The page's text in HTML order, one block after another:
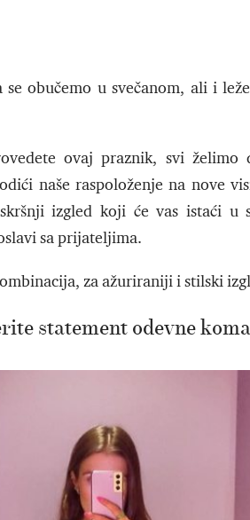
obučemo u svečanom, ali i
ovaj praznik, svi želimo
naše raspoloženje na nove
izgled koji će vas istaći
sa prijateljima.
za ažuriraniji i stilski
statement odevne